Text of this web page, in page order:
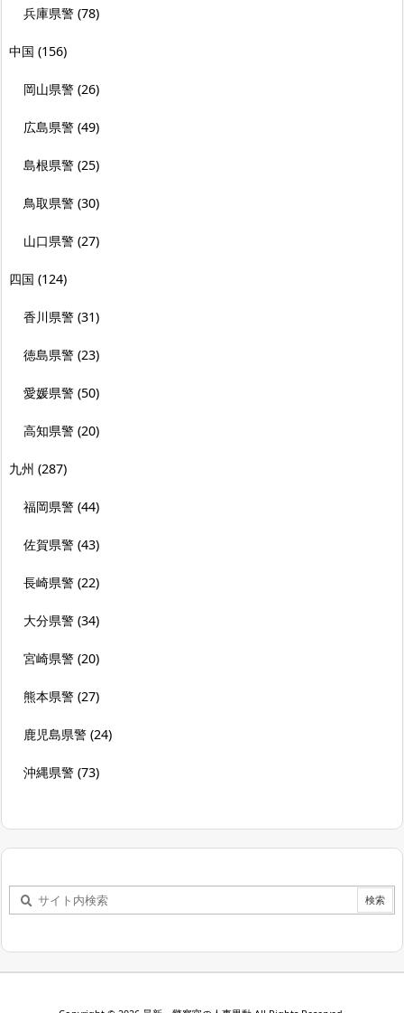
兵庫県警 (78)
中国 (156)
岡山県警 (26)
広島県警 (49)
島根県警 (25)
鳥取県警 (30)
山口県警 (27)
四国 (124)
香川県警 (31)
徳島県警 (23)
愛媛県警 (50)
高知県警 (20)
九州 (287)
福岡県警 (44)
佐賀県警 (43)
長崎県警 (22)
大分県警 (34)
宮崎県警 (20)
熊本県警 (27)
鹿児島県警 (24)
沖縄県警 (73)